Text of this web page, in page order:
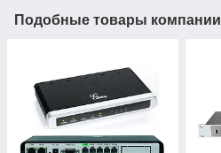
Подобные товары компании